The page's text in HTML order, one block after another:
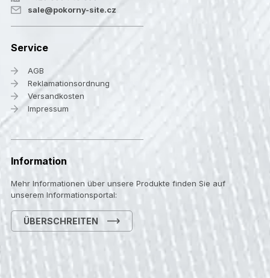
sale@pokorny-site.cz
Service
AGB
Reklamationsordnung
Versandkosten
Impressum
Information
Mehr Informationen über unsere Produkte finden Sie auf
unserem Informationsportal:
ÜBERSCHREITEN